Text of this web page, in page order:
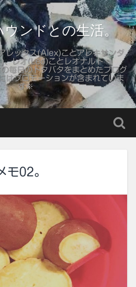
ンドとの生活。
レックス(Alex)ことアレキサンダ
レオ(Leo)ことレオナルド
毎日のドタバタをまとめたブログ
はプロモーションが含まれていま
す※
モ02。